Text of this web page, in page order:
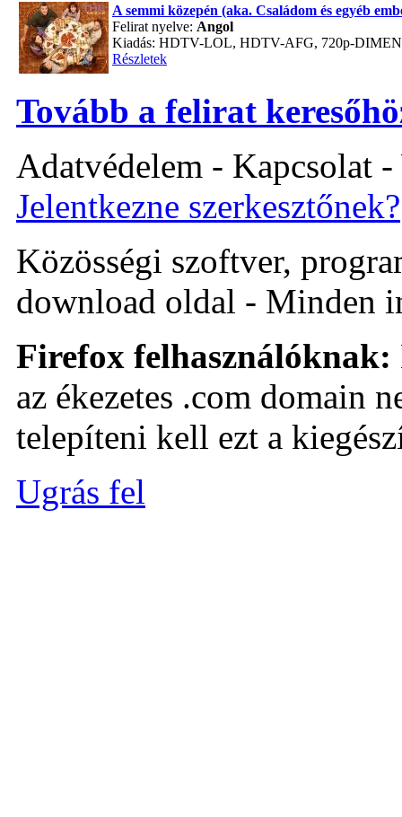
A semmi közepén (aka. Családom és egyéb
Felirat nyelve: Angol
Kiadás: HDTV-LOL, HDTV-AFG, 720p-
Részletek
Tovább a felirat
Adatvédelem - Kapcsolat
Jelentkezne szerkesztőnek?
Közösségi szoftver,
download oldal - Minden
Firefox felhasználóknak:
az ékezetes .com domain
telepíteni kell ezt a
Ugrás fel